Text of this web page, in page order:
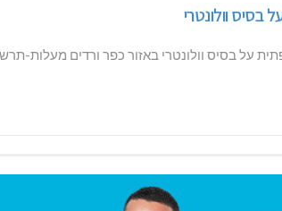
בסיס וולונטרי
בסיס וולונטרי באזור כפר ורדים מעלות-תרשיחא